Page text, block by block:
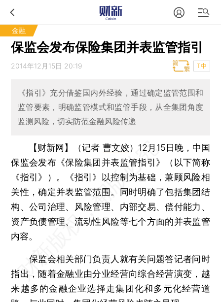
金融
保监会发布保险集团并表监管指引
2014年12月15日 20:19 T中
《指引》充分借鉴国内外经验，通过确定监管范围和
监管要素，明确监管模式和监管手段，从全集团角度
监测风险，切实防范金融风险传递
【财新网】（记者 曹文姣） 12月15日晚，中国
保监会发布《保险集团并表监管指引》（以下简称
《指引》）。《指引》以控制为基础，兼顾风险相
关性，确定并表监管范围。同时明确了包括集团结
构、公司治理、风险管理、内部交易、偿付能力、
资产负债管理、流动性风险等七个方面的并表监管
内容。
保监会相关部门负责人就有关问题答记者问时
指出，随着金融业由分业经营向综合经营演变，越
来越多的金融企业选择走集团化和多元化经营道